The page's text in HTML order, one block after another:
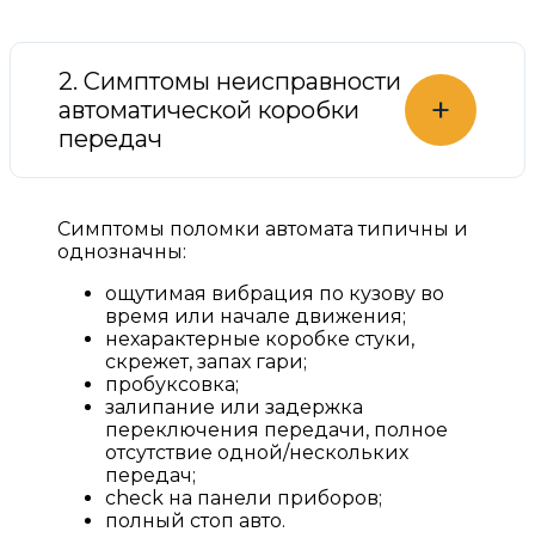
2. Симптомы неисправности
автоматической коробки
передач
+
Симптомы поломки автомата типичны и
однозначны:
ощутимая вибрация по кузову во
время или начале движения;
нехарактерные коробке стуки,
скрежет, запах гари;
пробуксовка;
залипание или задержка
переключения передачи, полное
отсутствие одной/нескольких
передач;
check на панели приборов;
полный стоп авто.